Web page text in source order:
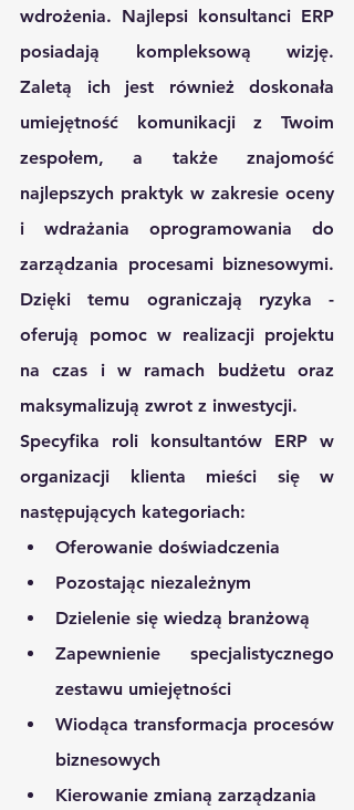
wdrożenia. Najlepsi konsultanci ERP
posiadają kompleksową wizję.
Zaletą ich jest również doskonała
umiejętność komunikacji z Twoim
zespołem, a także znajomość
najlepszych praktyk w zakresie oceny
i wdrażania oprogramowania do
zarządzania procesami biznesowymi.
Dzięki temu ograniczają ryzyka -
oferują pomoc w realizacji projektu
na czas i w ramach budżetu oraz
maksymalizują zwrot z inwestycji.
Specyfika roli konsultantów ERP w
organizacji klienta mieści się w
następujących kategoriach:
Oferowanie doświadczenia
Pozostając niezależnym
Dzielenie się wiedzą branżową
Zapewnienie specjalistycznego
zestawu umiejętności
Wiodąca transformacja procesów
biznesowych
Kierowanie zmianą zarządzania